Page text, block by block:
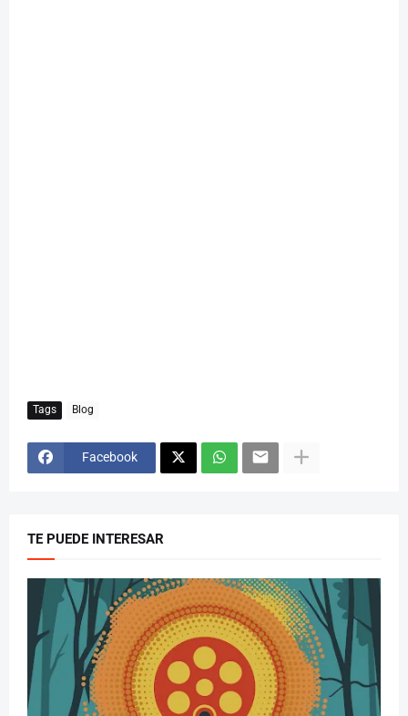
Tags Blog
Facebook
TE PUEDE INTERESAR